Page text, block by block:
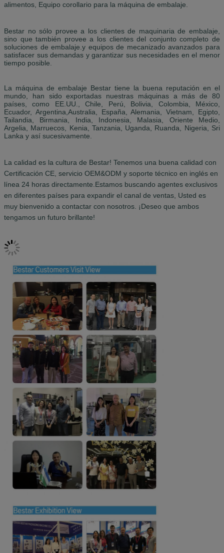
alimentos, Equipo corollario para la máquina de embalaje.
Bestar no sólo provee a los clientes de maquinaria de embalaje,
sino que también provee a los clientes del conjunto completo de
soluciones de embalaje.y equipos de mecanizado avanzados para
satisfacer sus demandas y garantizar sus necesidades en el menor
tiempo posible.
La máquina de embalaje Bestar tiene la buena reputación en el
mundo, han sido exportadas nuestras máquinas a más de 80
países, como EE.UU., Chile, Perú, Bolivia, Colombia, México,
Ecuador, Argentina,Australia, España, Alemania, Vietnam, Egipto,
Tailandia, Birmania, India, Indonesia, Malasia, Oriente Medio,
Argelia, Marruecos, Kenia, Tanzania, Uganda, Ruanda, Nigeria, Sri
Lanka y así sucesivamente.
La calidad es la cultura de Bestar! Tenemos una buena calidad con
Certificación CE, servicio OEM&ODM y soporte técnico en inglés en
línea 24 horas directamente.Estamos buscando agentes exclusivos
en diferentes países para expandir el canal de ventas, Usted es
muy bienvenido a contactar con nosotros. ¡Deseo que ambos
tengamos un futuro brillante!